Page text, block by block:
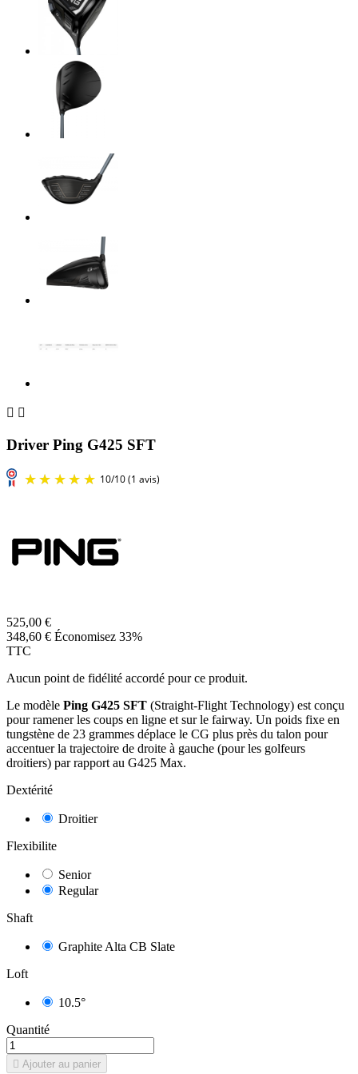
 
Driver Ping G425 SFT
525,00 €
348,60 € Économisez 33%
TTC
Aucun point de fidélité accordé pour ce produit.
Le modèle Ping G425 SFT (Straight-Flight Technology) est conçu
pour ramener les coups en ligne et sur le fairway. Un poids fixe en
tungstène de 23 grammes déplace le CG plus près du talon pour
accentuer la trajectoire de droite à gauche (pour les golfeurs
droitiers) par rapport au G425 Max.
Dextérité
Droitier
Flexibilite
Senior
Regular
Shaft
Graphite Alta CB Slate
Loft
10.5°
Quantité
 Ajouter au panier